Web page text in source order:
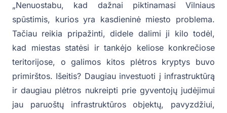
„Nenuostabu, kad dažnai piktinamasi Vilniaus
spūstimis, kurios yra kasdieninė miesto problema.
Tačiau reikia pripažinti, didele dalimi ji kilo todėl,
kad miestas statėsi ir tankėjo keliose konkrečiose
teritorijose, o galimos kitos plėtros kryptys buvo
primirštos. Išeitis? Daugiau investuoti į infrastruktūrą
ir daugiau plėtros nukreipti prie gyventojų judėjimui
jau paruoštų infrastruktūros objektų, pavyzdžiui,